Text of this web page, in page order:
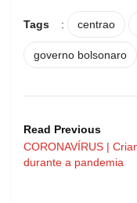
Tags : centrao
governo bolsonaro
Read Previous
CORONAVÍRUS |
durante a pandemia